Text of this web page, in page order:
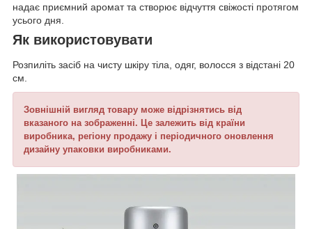
надає приємний аромат та створює відчуття свіжості протягом
усього дня.
Як використовувати
Розпиліть засіб на чисту шкіру тіла, одяг, волосся з відстані 20
см.
Зовнішній вигляд товару може відрізнятись від
вказаного на зображенні. Це залежить від країни
виробника, регіону продажу і періодичного оновлення
дизайну упаковки виробниками.